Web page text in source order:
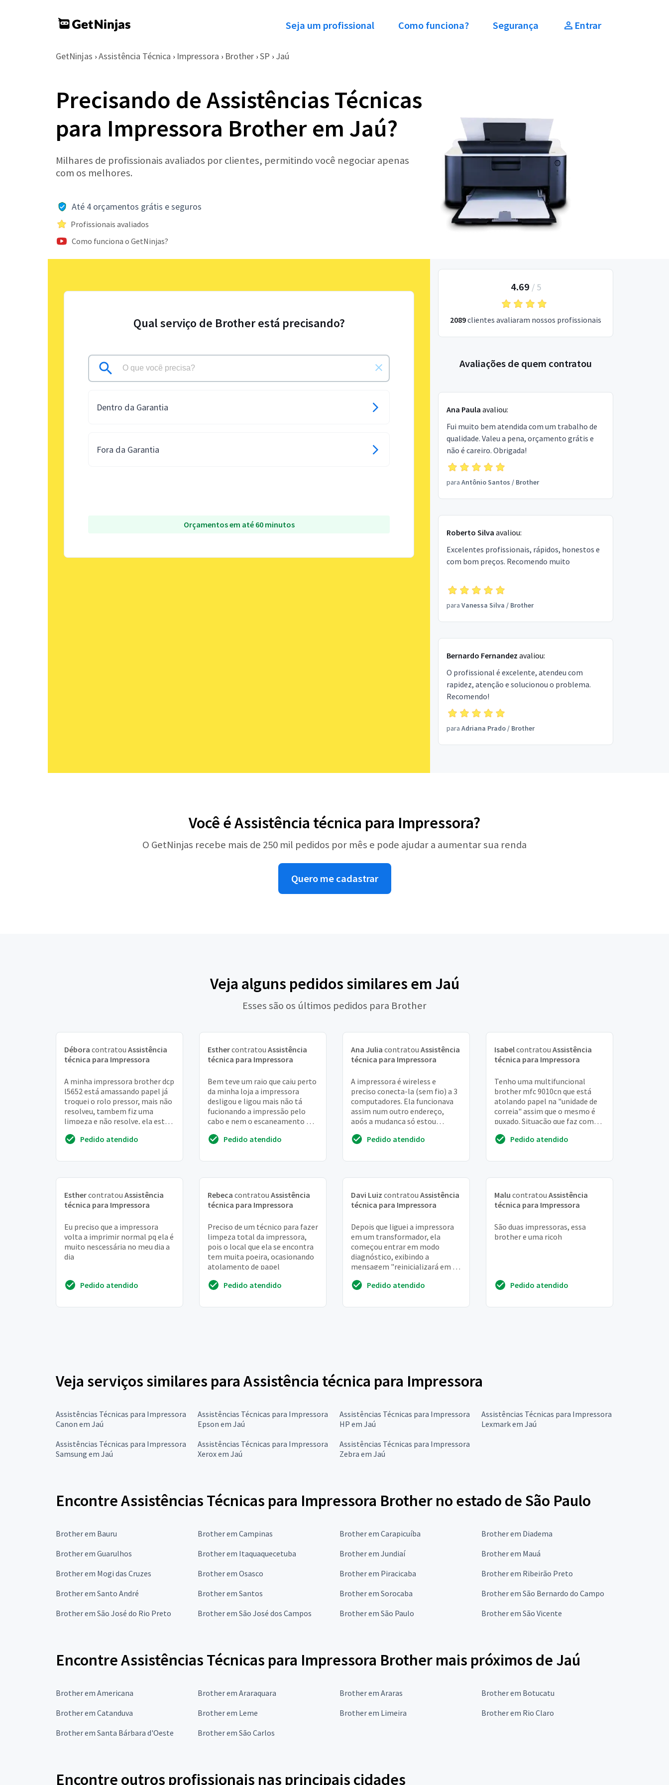
Seja um profissional Como funciona? Segurança Entrar
GetNinjas › Assistência Técnica › Impressora › Brother › SP › Jaú
Precisando de Assistências Técnicas
para Impressora Brother em Jaú?
Milhares de profissionais avaliados por clientes, permitindo você negociar apenas
com os melhores.
Até 4 orçamentos grátis e seguros
Profissionais avaliados
Como funciona o GetNinjas?
Qual serviço de Brother está precisando?
Dentro da Garantia
Fora da Garantia
Orçamentos em até 60 minutos
4.69 / 5
2089clientes avaliaram nossos profissionais
Avaliações de quem contratou
Ana Paula avaliou:
Fui muito bem atendida com um trabalho de
qualidade. Valeu a pena, orçamento grátis e
não é careiro. Obrigada!
para Antônio Santos / Brother
Roberto Silva avaliou:
Excelentes profissionais, rápidos, honestos e
com bom preços. Recomendo muito
para Vanessa Silva / Brother
Bernardo Fernandez avaliou:
O profissional é excelente, atendeu com
rapidez, atenção e solucionou o problema.
Recomendo!
para Adriana Prado/ Brother
Você é Assistência técnica para Impressora?
O GetNinjas recebe mais de 250 mil pedidos por mês e pode ajudar a aumentar sua renda
Quero me cadastrar
Veja alguns pedidos similares em Jaú
Esses são os últimos pedidos para Brother
Débora contratou Assistência
técnica para Impressora
A minha impressora brother dcp
l5652 está amassando papel já
troquei o rolo pressor, mais não
resolveu, tambem fiz uma
limpeza e não resolve, ela está
acredito ...
Pedido atendido
Esthercontratou Assistência
técnica para Impressora
Bem teve um raio que caiu perto
da minha loja a impressora
desligou e ligou mais não tá
fucionando a impressão pelo
cabo e nem o escaneamento o
Pedido atendido
Ana Julia contratou Assistência
técnica para Impressora
A impressora é wireless e
preciso conecta-la (sem fio) a 3
computadores. Ela funcionava
assim num outro endereço,
após a mudança só estou
Pedido atendido
Isabelcontratou Assistência
técnica para Impressora
Tenho uma multifuncional
brother mfc 9010cn que está
atolando papel na "unidade de
correia" assim que o mesmo é
puxado. Situação que faz com
"tinta". Já fiz ...
Pedido atendido
Esthercontratou Assistência
técnica para Impressora
Eu preciso que a impressora
volta a imprimir normal pq ela é
muito nescessária no meu dia a
dia
Pedido atendido
Rebeca contratou Assistência
técnica para Impressora
Preciso de um técnico para fazer
limpeza total da impressora,
pois o local que ela se encontra
tem muita poeira, ocasionando
atolamento de papel
Pedido atendido
Davi Luiz contratou Assistência
técnica para Impressora
Depois que liguei a impressora
em um transformador, ela
começou entrar em modo
diagnóstico, exibindo a
mensagem "reinicializará em 15
reinicia, porém toda ação...
Pedido atendido
Malu contratou Assistência
técnica para Impressora
São duas impressoras, essa
brother e uma ricoh
Pedido atendido
Veja serviços similares para Assistência técnica para Impressora
Assistências Técnicas para Impressora
Canon em Jaú
Assistências Técnicas para Impressora
Epson em Jaú
Assistências Técnicas para Impressora
HP em Jaú
Assistências Técnicas para Impressora
Lexmark em Jaú
Assistências Técnicas para Impressora
Samsung em Jaú
Assistências Técnicas para Impressora
Xerox em Jaú
Assistências Técnicas para Impressora
Zebra em Jaú
Encontre Assistências Técnicas para Impressora Brother no estado de São Paulo
Brother em Bauru Brother em Campinas Brother em Carapicuíba
Brother em Diadema
Brother em Guarulhos
Brother em Itaquaquecetuba Brother em Jundiaí
Brother em Mauá
Brother em Mogi das Cruzes
Brother em Osasco Brother em Piracicaba
Brother em Ribeirão Preto
Brother em Santo André
Brother em Santos Brother em Sorocaba
Brother em São Bernardo do Campo
Brother em São José do Rio Preto
Brother em São José dos Campos Brother em São Paulo Brother em São Vicente
Encontre Assistências Técnicas para Impressora Brother mais próximos de Jaú
Brother em Americana Brother em Araraquara Brother em Araras
Brother em Botucatu
Brother em Catanduva
Brother em Leme Brother em Limeira
Brother em Rio Claro
Brother em Santa Bárbara d'Oeste
Brother em São Carlos
Encontre outros profissionais nas principais cidades